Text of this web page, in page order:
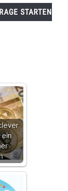
STARTEN
ein